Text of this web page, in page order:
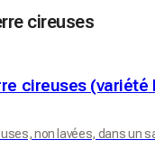
cireuses
cireuses (variété
non lavées, dans un